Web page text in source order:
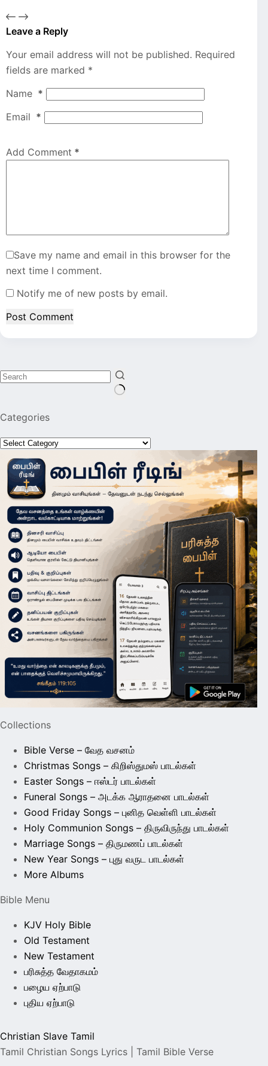
Leave a Reply
Your email address will not be published. Required
fields are marked *
Name *
Email *
Add Comment *
Save my name and email in this browser for the
next time I comment.
Notify me of new posts by email.
Post Comment
results
Categories
Categories
Collections
Bible Verse – வேத வசனம்
Christmas Songs – கிறிஸ்துமஸ் பாடல்கள்
Easter Songs – ஈஸ்டர் பாடல்கள்
Funeral Songs – அடக்க ஆராதனை பாடல்கள்
Good Friday Songs – புனித வெள்ளி பாடல்கள்
Holy Communion Songs – திருவிருந்து பாடல்கள்
Marriage Songs – திருமணப் பாடல்கள்
New Year Songs – புது வருட பாடல்கள்
More Albums
Bible Menu
KJV Holy Bible
Old Testament
New Testament
பரிசுத்த வேதாகமம்
பழைய ஏற்பாடு
புதிய ஏற்பாடு
Christian Slave Tamil
Tamil Christian Songs Lyrics | Tamil Bible Verse